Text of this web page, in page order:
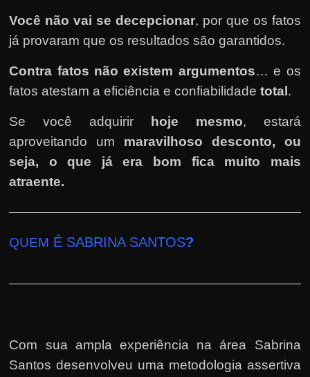
Você não vai se decepcionar, por que os fatos
já provaram que os resultados são garantidos.
Contra fatos não existem argumentos… e os
fatos atestam a eficiência e confiabilidadetotal .
Se você adquirir hoje mesmo, estará
aproveitando um maravilhoso desconto, ou
seja, o que já era bom fica muito mais
atraente.
QUEM É SABRINA SANTOS?
Com sua ampla experiência na área Sabrina
Santos desenvolveu uma metodologia assertiva